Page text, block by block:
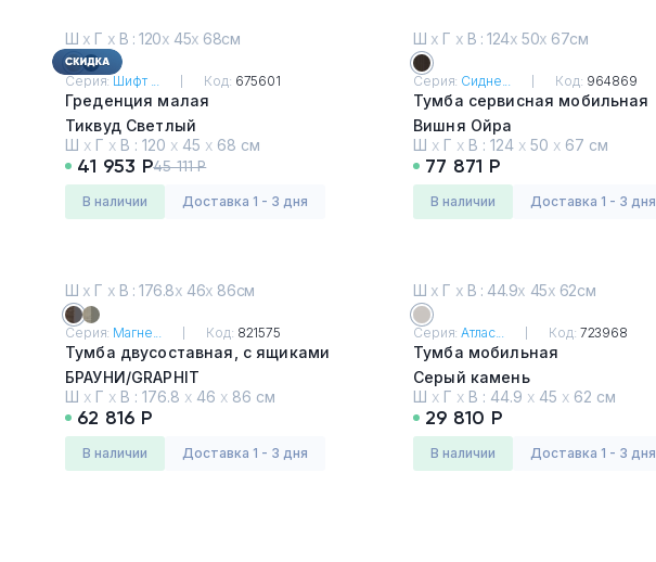
Ш х Г х В : 120х 45х 68см
Серия: Шифт ... Код: 675601
Греденция малая
Тиквуд Светлый
Ш х Г х В : 120 х 45 х 68 см
41 953 Р45 111 Р
в наличии Доставка 1 - 3 дня
Ш х Г х В : 124х 50х 67см
Серия: Сидне... Код: 964869
Тумба сервисная мобильная
Вишня Ойра
Ш х Г х В : 124 х 50 х 67 см
77 871 Р
в наличии Доставка 1 - 3 дня
Ш х Г х В : 176.8х 46х 86см
Серия: Магне... Код: 821575
Тумба двусоставная, с ящиками
БРАУНИ/GRAPHIT
Ш х Г х В : 176.8 х 46 х 86 см
62 816 Р
в наличии Доставка 1 - 3 дня
Ш х Г х В : 44.9х 45х 62см
Серия:Атлас... Код: 723968
Тумба мобильная
Серый камень
Ш х Г х В : 44.9 х 45 х 62 см
29 810 Р
в наличии Доставка 1 - 3 дня